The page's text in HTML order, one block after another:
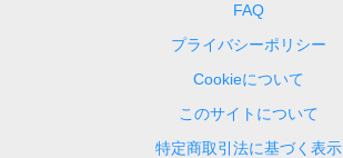
FAQ
プライバシーポリシー
Cookieについて
このサイトについて
特定商取引法に基づく表示